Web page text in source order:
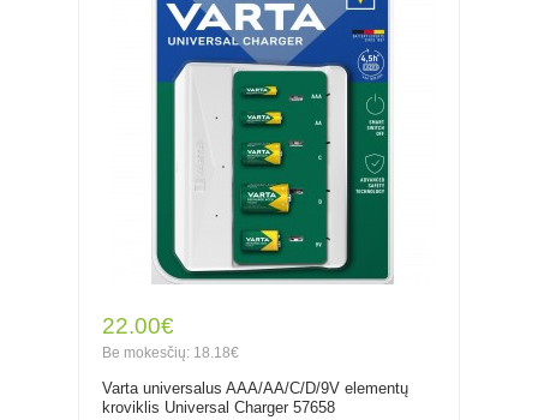
22.00€
Be mokesčių: 18.18€
Varta universalus AAA/AA/C/D/9V elementų
kroviklis Universal Charger 57658